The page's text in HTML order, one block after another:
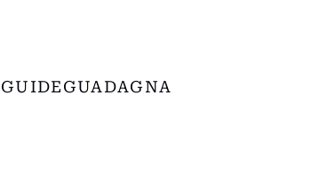
GUIDEGUADAGNA